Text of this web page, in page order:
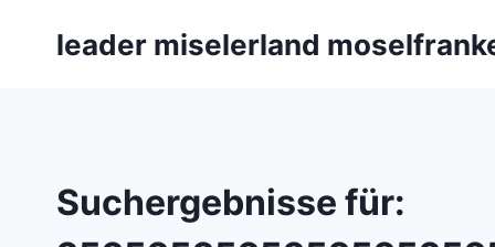
leader miselerland
Suchergebnisse für: